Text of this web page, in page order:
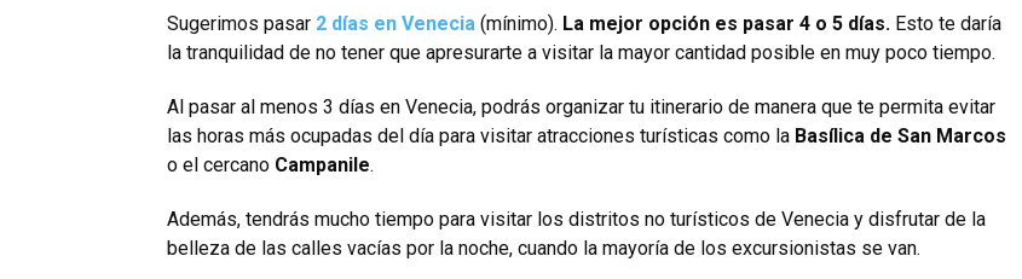
Sugerimos pasar 2 días en Venecia (mínimo). La mejor opción es pasar 4 o 5 días. Esto te daría
la tranquilidad de no tener que apresurarte a visitar la mayor cantidad posible en muy poco tiempo.
Al pasar al menos 3 días en Venecia, podrás organizar tu itinerario de manera que te permita evitar
las horas más ocupadas del día para visitar atracciones turísticas como la Basílica de San Marcos
o el cercano Campanile.
Además, tendrás mucho tiempo para visitar los distritos no turísticos de Venecia y disfrutar de la
belleza de las calles vacías por la noche, cuando la mayoría de los excursionistas se van.